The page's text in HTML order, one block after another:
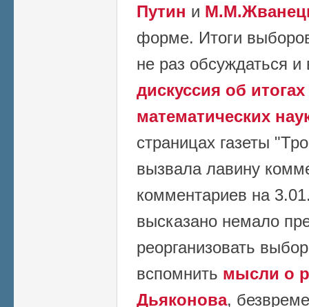
Путин и
форме. Итоги
не раз обсуждаться и
дискуссия об
математических
страницах газеты
вызвала лавину
комментариев на
высказано немало
реорганизовать
вспомнить мысли о
Дьяконова,